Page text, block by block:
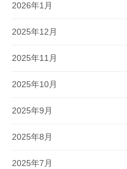
2026年1月
2025年12月
2025年11月
2025年10月
2025年9月
2025年8月
2025年7月